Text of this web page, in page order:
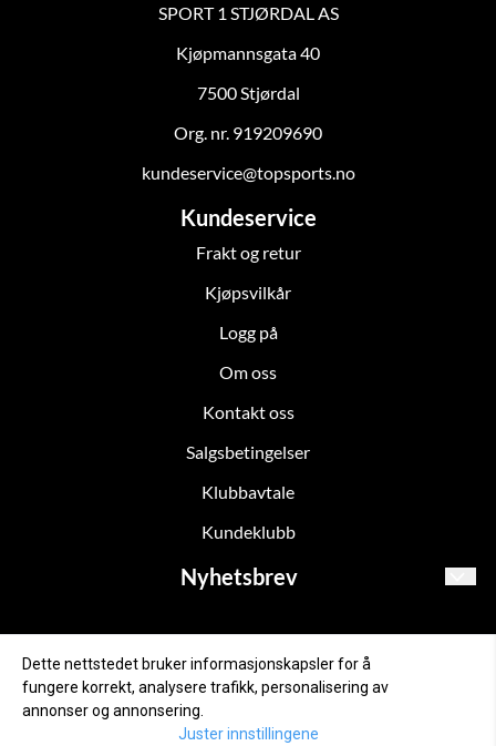
SPORT 1 STJØRDAL AS
Kjøpmannsgata 40
7500 Stjørdal
Org. nr. 919209690
kundeservice@topsports.no
Kundeservice
Frakt og retur
Kjøpsvilkår
Logg på
Om oss
Kontakt oss
Salgsbetingelser
Klubbavtale
Kundeklubb
Nyhetsbrev
Abonner
Dette nettstedet bruker informasjonskapsler for å
fungere korrekt, analysere trafikk, personalisering av
annonser og annonsering.
Juster innstillingene